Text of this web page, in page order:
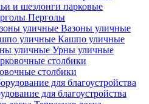
и шезлонги парковые
Перголы
Вазоны уличные
Кашпо уличные
Урны уличные
столбики
для благоустройства